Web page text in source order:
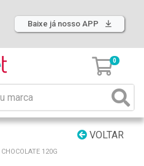
Baixe já nosso APP
0
VOLTAR
120G